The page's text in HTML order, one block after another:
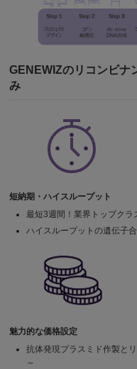
GENEWIZのリコンビナ
み
短納期・ハイスループット
最短3週間！業界トップクラ
ハイスループットの遺伝子
魅力的な価格設定
抗体発現プラスミド作製と
～